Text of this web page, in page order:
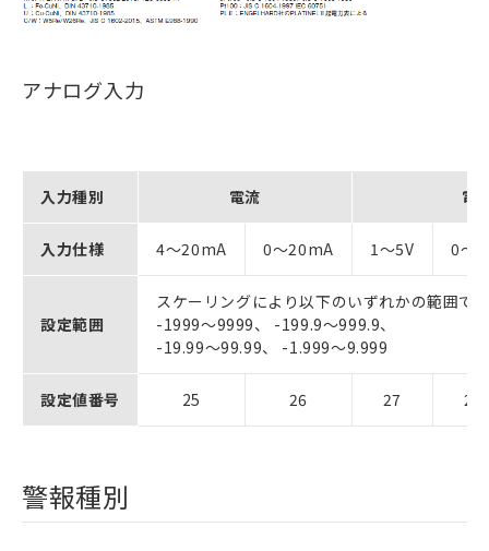
アナログ入力
入力種別 電流 電
入力仕様 4～20mA 0～20mA 1～5V 0～
設定範囲
スケーリングにより以下のいずれかの範囲で
-1999～9999、 -199.9～999.9、
-19.99～99.99、 -1.999～9.999
設定値番号 25 26 27 28
警報種別